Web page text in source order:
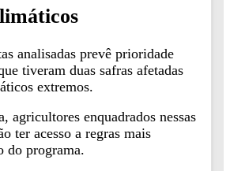
analisadas prevê prioridade
tiveram duas safras afetadas
extremos.
agricultores enquadrados nessas
ter acesso a regras mais
do programa.